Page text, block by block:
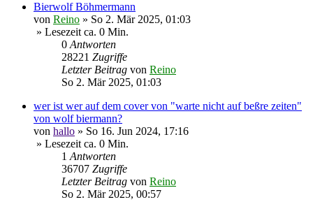
Bierwolf Böhmermann
von Reino » So 2. Mär 2025, 01:03
» Lesezeit ca. 0 Min.
0Antworten
28221 Zugriffe
Letzter Beitrag von Reino
So 2. Mär 2025, 01:03
wer ist wer auf dem cover von "warte nicht auf beßre zeiten"
von wolf biermann?
von hallo » So 16. Jun 2024, 17:16
» Lesezeit ca. 0 Min.
1Antworten
36707 Zugriffe
Letzter Beitrag von Reino
So 2. Mär 2025, 00:57